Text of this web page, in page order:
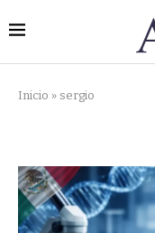
Inicio » sergio